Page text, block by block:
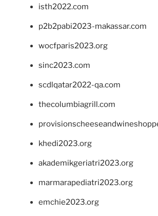
isth2022.com
p2b2pabi2023-makassar.com
wocfparis2023.org
sinc2023.com
scdlqatar2022-qa.com
thecolumbiagrill.com
khedi2023.org
akademikgeriatri2023.org
marmarapediatri2023.org
emchie2023.org